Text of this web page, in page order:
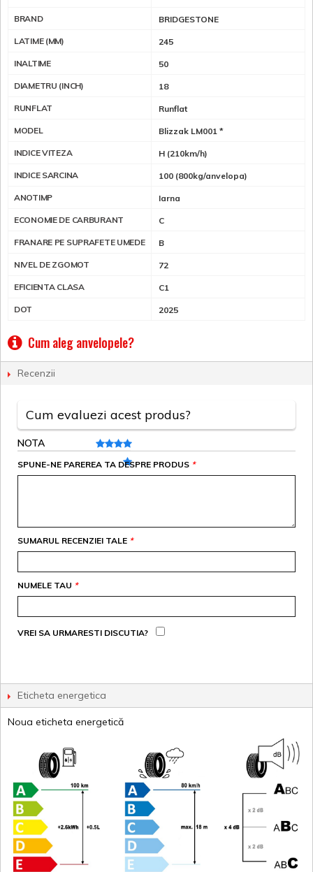
BRAND BRIDGESTONE
LATIME (MM) 245
INALTIME 50
DIAMETRU (INCH) 18
RUNFLAT Runflat
MODEL Blizzak LM001 *
INDICE VITEZA H (210km/h)
INDICE SARCINA 100 (800kg/anvelopa)
ANOTIMP Iarna
ECONOMIE DE CARBURANT C
FRANARE PE SUPRAFETE UMEDE B
NIVEL DE ZGOMOT 72
EFICIENTA CLASA C1
DOT 2025
Cum aleg anvelopele?
Recenzii
Cum evaluezi acest produs?
NOTA
*
SPUNE-NE PAREREA TA DESPRE PRODUS
*
SUMARUL RECENZIEI TALE
*
NUMELE TAU
VREI SA URMARESTI DISCUTIA?
Eticheta energetica
Noua eticheta energetică